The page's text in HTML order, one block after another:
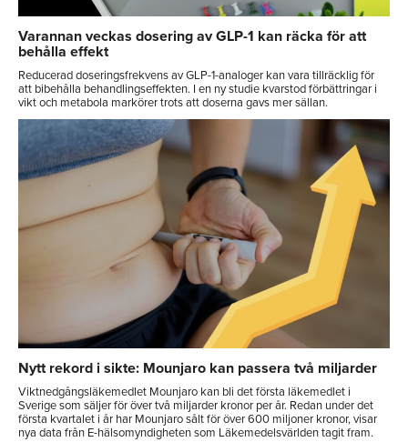
Varannan veckas dosering av GLP-1 kan räcka för att
behålla effekt
Reducerad doseringsfrekvens av GLP-1-analoger kan vara tillräcklig för
att bibehålla behandlingseffekten. I en ny studie kvarstod förbättringar i
vikt och metabola markörer trots att doserna gavs mer sällan.
Nytt rekord i sikte: Mounjaro kan passera två miljarder
Viktnedgångsläkemedlet Mounjaro kan bli det första läkemedlet i
Sverige som säljer för över två miljarder kronor per år. Redan under det
första kvartalet i år har Mounjaro sålt för över 600 miljoner kronor, visar
nya data från E-hälsomyndigheten som Läkemedelsvärlden tagit fram.